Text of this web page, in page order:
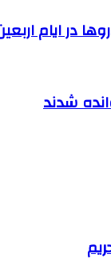
در ایام
شدند